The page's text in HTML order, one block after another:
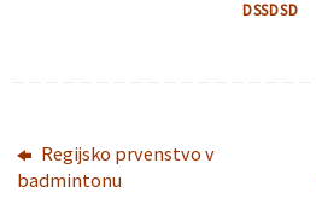
DSSDSD
Regijsko prvenstvo v
badmintonu